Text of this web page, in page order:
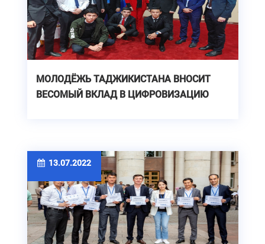
МОЛОДЁЖЬ ТАДЖИКИСТАНА ВНОСИТ
ВЕСОМЫЙ ВКЛАД В ЦИФРОВИЗАЦИЮ
13.07.2022